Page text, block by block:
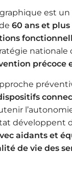
est
60 ans et plus
précoce
développent
aidants et
de vie des